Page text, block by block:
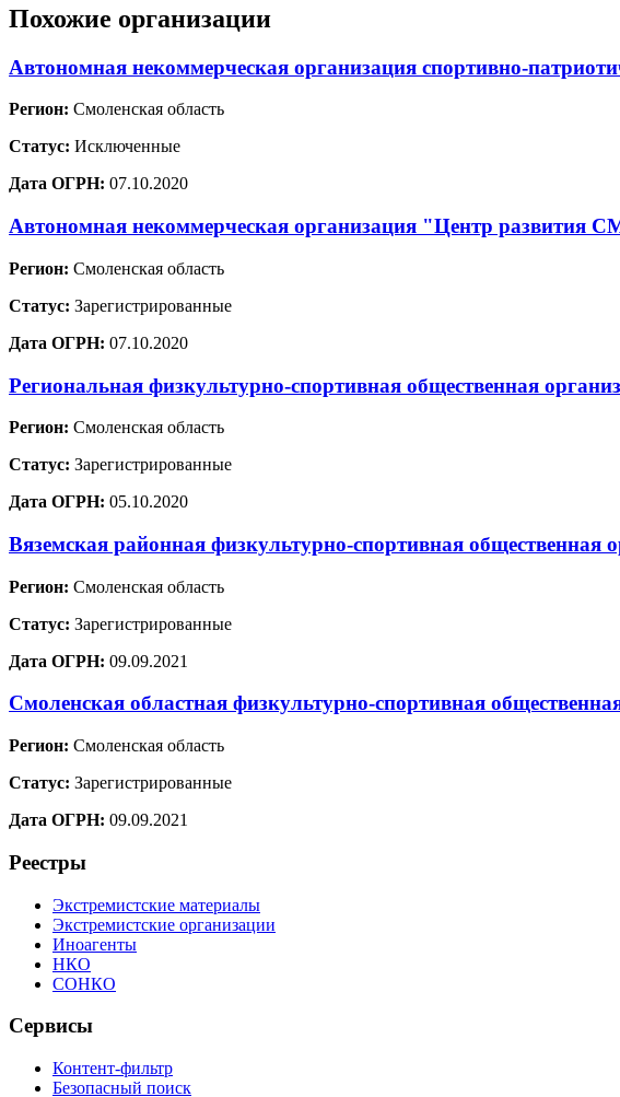
Похожие организации
Автономная некоммерческая организация спортивно-
Регион: Смоленская область
Статус: Исключенные
Дата ОГРН: 07.10.2020
Автономная некоммерческая организация "Центр развития
Регион: Смоленская область
Статус: Зарегистрированные
Дата ОГРН: 07.10.2020
Региональная физкультурно-спортивная общественная
Регион: Смоленская область
Статус: Зарегистрированные
Дата ОГРН: 05.10.2020
Вяземская районная физкультурно-спортивная общественная
Регион: Смоленская область
Статус: Зарегистрированные
Дата ОГРН: 09.09.2021
Смоленская областная физкультурно-спортивная
Регион: Смоленская область
Статус: Зарегистрированные
Дата ОГРН: 09.09.2021
Реестры
Экстремистские материалы
Экстремистские организации
Иноагенты
НКО
СОНКО
Сервисы
Контент-фильтр
Безопасный поиск